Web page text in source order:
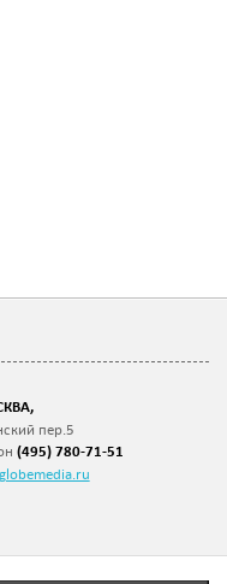
пер.5
(495) 780-71-51